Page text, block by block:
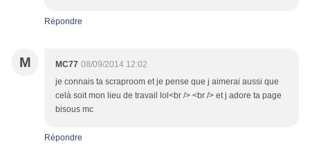
Répondre
M MC77 08/09/2014 12:02
je connais ta scraproom et je pense que j aimerai aussi que
celà soit mon lieu de travail lol<br /> <br /> et j adore ta page
bisous mc
Répondre